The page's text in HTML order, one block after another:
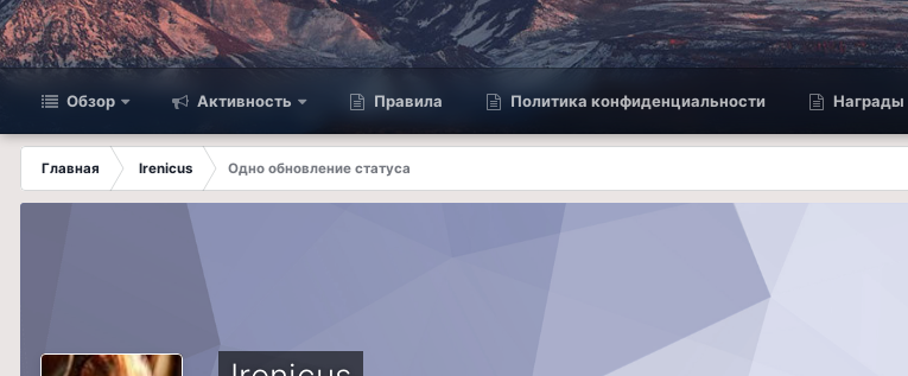
Обзор Активность Правила Политика конфиденциальности Награды
Главная Irenicus
Одно обновление статуса